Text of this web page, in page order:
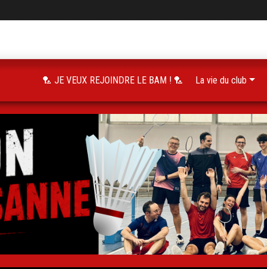
🏸 JE VEUX REJOINDRE LE BAM ! 🏸 La vie du club